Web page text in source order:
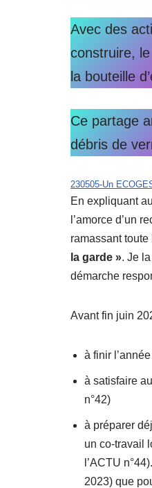
Avec des
construire,
la bouteille
Ce partage
débris de
230505-Un
En expliquant
l’amorce d’un
ramassant
la garde ». Je
démarche
Avant fin juin
à finir
à satisfaire
n°42)
à préparer
un co-travail
l’ACTU
2023) que